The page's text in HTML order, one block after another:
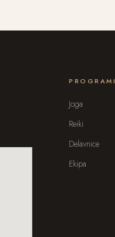
PROGRAMI
Joga
Reiki
Delavnice
Ekipa